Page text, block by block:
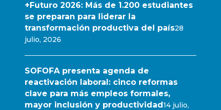
+Futuro 2026: Más de 1.200 estudiantes
se preparan para liderar la
transformación productiva del país28
julio, 2026
SOFOFA presenta agenda de
reactivación laboral: cinco reformas
clave para más empleos formales,
mayor inclusión y productividad14 julio,